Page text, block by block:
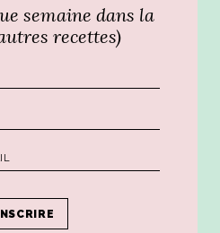
semaine dans la
recettes)